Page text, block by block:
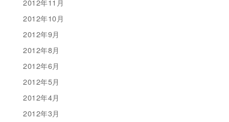
2012年11月
2012年10月
2012年9月
2012年8月
2012年6月
2012年5月
2012年4月
2012年3月